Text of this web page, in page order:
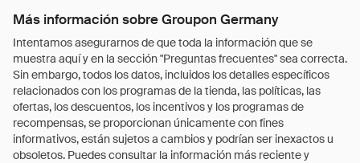
Más información sobre Groupon Germany
Intentamos asegurarnos de que toda la información que se
muestra aquí y en la sección "Preguntas frecuentes" sea correcta.
Sin embargo, todos los datos, incluidos los detalles específicos
relacionados con los programas de la tienda, las políticas, las
ofertas, los descuentos, los incentivos y los programas de
recompensas, se proporcionan únicamente con fines
informativos, están sujetos a cambios y podrían ser inexactos u
obsoletos. Puedes consultar la información más reciente y